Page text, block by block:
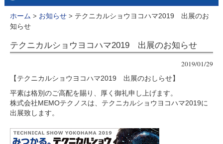
ホーム > お知らせ> テクニカルショウヨコハマ2019 出展のお
知らせ
テクニカルショウヨコハマ2019 出展のお知らせ
2019/01/29
【テクニカルショウヨコハマ2019 出展のおしらせ】
平素は格別のご高配を賜り、厚く御礼申し上げます。
株式会社MEMOテクノスは、テクニカルショウヨコハマ2019に
出展致します。